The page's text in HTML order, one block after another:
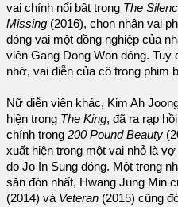
vai chính nổi bật trong The
Missing (2016), chọn nhận vai
đóng vai một đồng nghiệp của
viên Gang Dong Won đóng. Tuy
nhớ, vai diễn của cô trong phim
Nữ diễn viên khác, Kim Ah
hiện trong The King, đã ra rạp
chính trong 200 Pound Beauty
xuất hiện trong một vai nhỏ là
do Jo In Sung đóng. Một trong
săn đón nhất, Hwang Jung Min
(2014) và Veteran (2015) cũng